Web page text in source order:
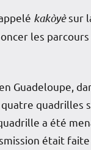
kakòyèsur
les
Guadeloupe,
quadrilles
a été
était faite